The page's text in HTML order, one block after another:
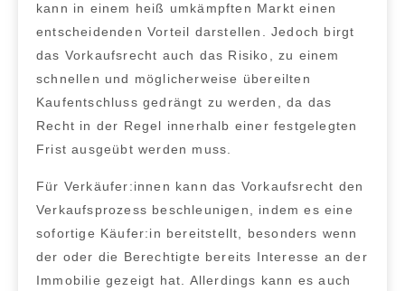
kann in einem heiß umkämpften Markt einen
entscheidenden Vorteil darstellen. Jedoch birgt
das Vorkaufsrecht auch das Risiko, zu einem
schnellen und möglicherweise übereilten
Kaufentschluss gedrängt zu werden , da das
Recht in der Regel innerhalb einer festgelegten
Frist ausgeübt werden muss.
Für Verkäufer:innen kann das Vorkaufsrecht den
Verkaufsprozess beschleunigen, indem es eine
sofortige Käufer:in bereitstellt, besonders wenn
der oder die Berechtigte bereits Interesse an der
Immobilie gezeigt hat. Allerdings kann es auch